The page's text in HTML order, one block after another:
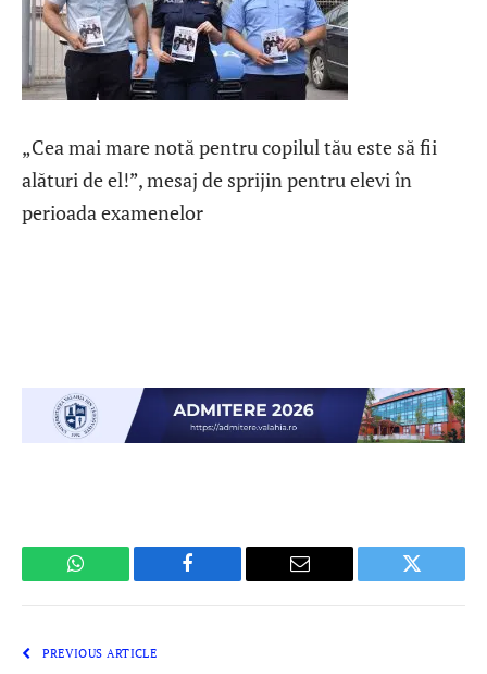
„Cea mai mare notă pentru copilul tău este să fii
alături de el!”, mesaj de sprijin pentru elevi în
perioada examenelor
WhatsApp Facebook Email Twitter
PREVIOUS ARTICLE